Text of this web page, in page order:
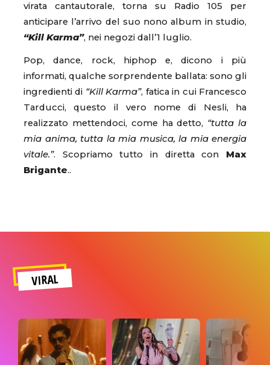
virata cantautorale, torna su Radio 105 per
anticipare l’arrivo del suo nono album in studio,
“Kill Karma”, nei negozi dall’1 luglio.
Pop, dance, rock, hiphop e, dicono i più
informati, qualche sorprendente ballata: sono gli
ingredienti di “Kill Karma”, fatica in cui Francesco
Tarducci, questo il vero nome di Nesli, ha
realizzato mettendoci, come ha detto, “tutta la
mia anima, tutta la mia musica, la mia energia
vitale.”. Scopriamo tutto in diretta con Max
Brigante..
VIRAL